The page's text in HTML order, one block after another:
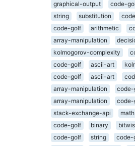
graphical-output
code-
string
substitution
code-golf
arithmetic
array-manipulation
kolmogorov-complexity
code-golf
ascii-art
code-golf
ascii-art
array-manipulation
array-manipulation
stack-exchange-api
math
code-golf
binary
code-golf
string code-